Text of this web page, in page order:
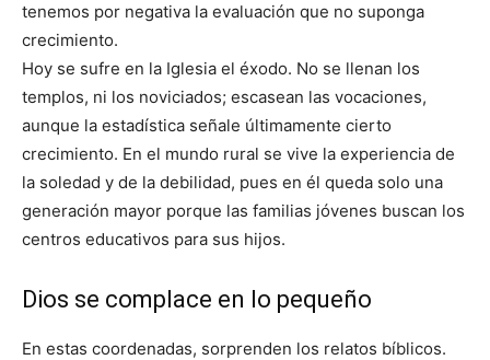
tenemos por negativa la evaluación que no suponga
crecimiento.
Hoy se sufre en la Iglesia el éxodo. No se llenan los
templos, ni los noviciados; escasean las vocaciones,
aunque la estadística señale últimamente cierto
crecimiento. En el mundo rural se vive la experiencia de
la soledad y de la debilidad, pues en él queda solo una
generación mayor porque las familias jóvenes buscan los
centros educativos para sus hijos.
Dios se complace en lo pequeño
En estas coordenadas, sorprenden los relatos bíblicos.